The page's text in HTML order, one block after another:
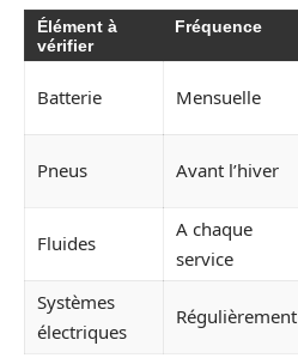
Élément à
vérifier
Fréquence
Batterie Mensuelle
Pneus Avant l’hiver
Fluides
A chaque
service
Systèmes
électriques
Régulièrement